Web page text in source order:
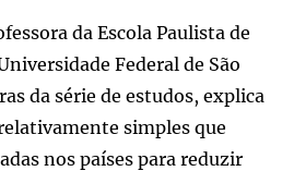
da Escola Paulista de
Federal de São
da série de estudos, explica
simples que
nos países para reduzir